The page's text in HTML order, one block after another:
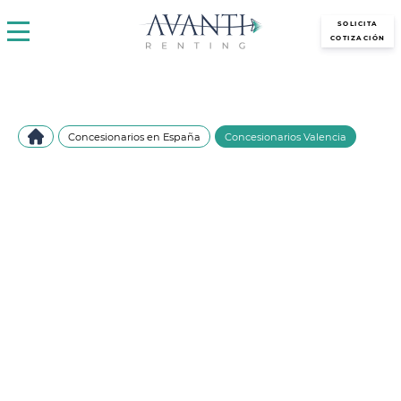
SOLICITA
COTIZACIÓN
Concesionarios en España Concesionarios Valencia